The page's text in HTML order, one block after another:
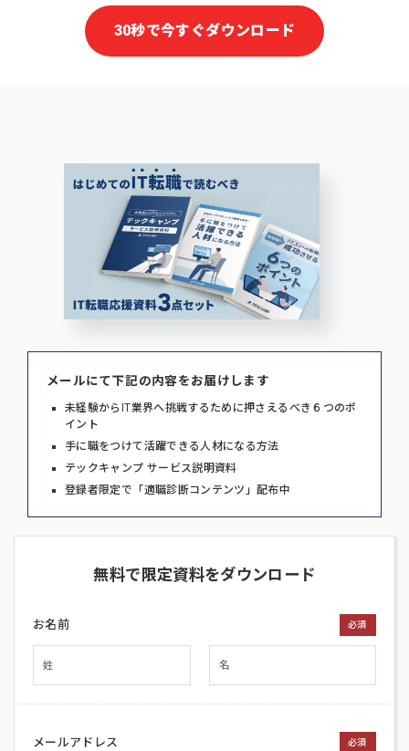
30秒で今すぐダウンロード
メールにて下記の内容をお届けします
未経験からIT業界へ挑戦するために押さえるべき６つのポ
イント
手に職をつけて活躍できる人材になる方法
テックキャンプ サービス説明資料
登録者限定で「適職診断コンテンツ」配布中
無料で限定資料をダウンロード
お名前 必須
メールアドレス 必須